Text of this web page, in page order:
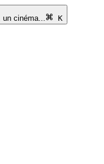
un cinéma...
K